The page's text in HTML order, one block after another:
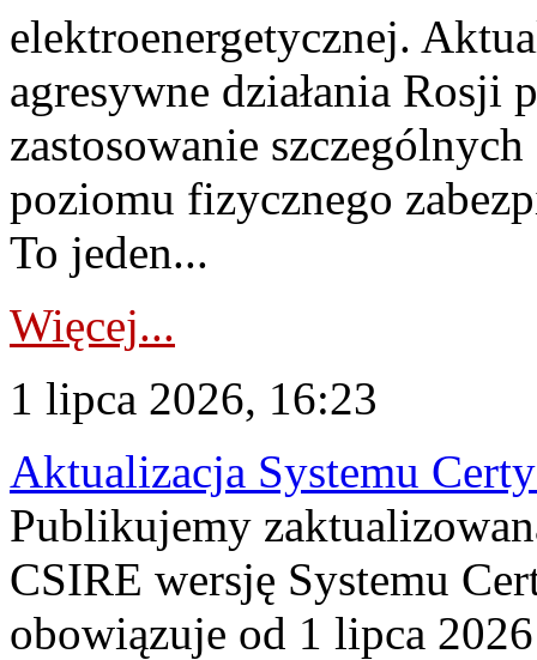
elektroenergetycznej.
agresywne działania Rosji
zastosowanie
poziomu fizycznego
To jeden...
Więcej...
1 lipca 2026, 16:23
Aktualizacja Systemu
Publikujemy
CSIRE wersję Systemu
obowiązuje od 1 lipca